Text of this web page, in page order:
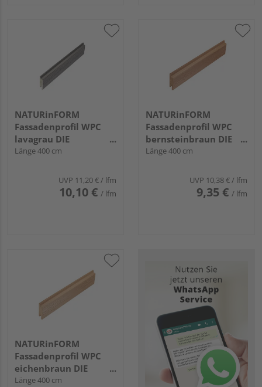
NATURinFORM
Fassadenprofil WPC
lavagrau DIE
GESTALTENDE
Länge 400 cm
UVP 11,20 € / lfm
10,10 € / lfm
NATURinFORM
Fassadenprofil WPC
bernsteinbraun DIE
GESTALTENDE -
Länge 400 cm
UVP 10,38 € / lfm
9,35 € / lfm
NATURinFORM
Fassadenprofil WPC
eichenbraun DIE
GESTALTENDE -
Länge 400 cm